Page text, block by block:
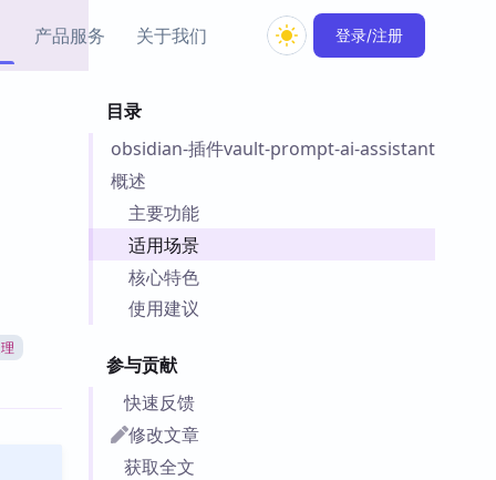
产品服务
市
Obsidian 教程
关于我们 登录/注册
目录
obsidian-插件vault-prompt-ai-assistant
概述
主要功能
适用场景
核心特色
使用建议
参与贡献
快速反馈
修改文章
获取全文